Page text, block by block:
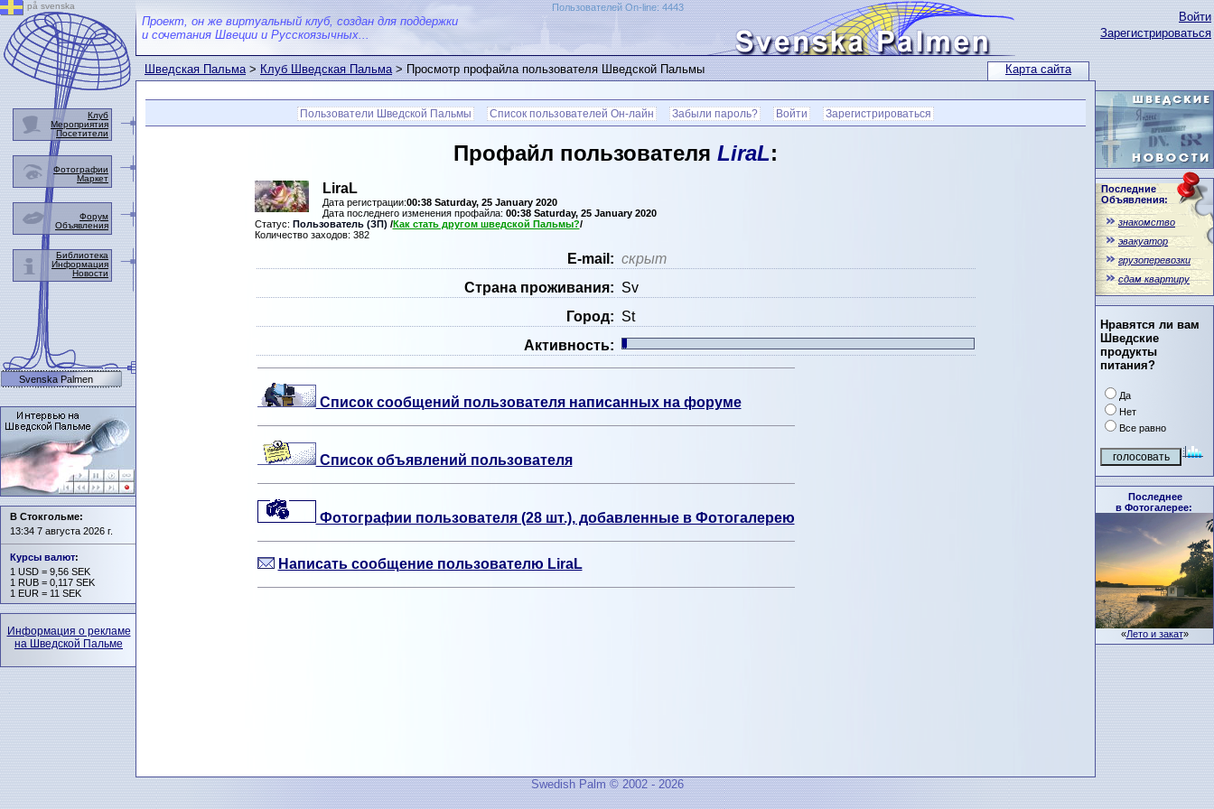
Карта сайта
Войти
Зарегистрироваться
Последние
Объявления:
знакомство
эвакуатор
грузоперевозки
сдам квартиру
Нравятся ли вам
Шведские
продукты
питания?
Да
Нет
Все равно
Последнее
в Фотогалерее:
«Лето и закат»
Проект, он же виртуальный клуб, создан для поддержки
и сочетания Швеции и Русскоязычных...
Пользователей On-line: 4443
Шведская Пальма>Клуб Шведская Пальма> Просмотр профайла пользователя Шведской Пальмы
Пользователи Шведской Пальмы Список пользователей Он-лайн Забыли пароль? Войти Зарегистрироваться
Профайл пользователя LiraL:
LiraL
Дата регистрации:00:38 Saturday, 25 January 2020
Дата последнего изменения профайла: 00:38 Saturday, 25 January 2020
Статус: Пользователь (ЗП) /Как стать другом шведской Пальмы?/
Количество заходов: 382
Е-mail: скрыт
Страна проживания: Sv
Город: St
Активность:
Список сообщений пользователя написанных на форуме
Список объявлений пользователя
Фотографии пользователя (28 шт.), добавленные в Фотогалерею
Написать сообщение пользователю LiraL
på svenska
Клуб
Мероприятия
Посетители
Фотографии
Маркет
Форум
Объявления
Библиотека
Информация
Новости
Svenska Palmen
В Стокгольме:
13:34 7 августа 2026 г.
Курсы валют:
1 USD = 9,56 SEK
1 RUB = 0,117 SEK
1 EUR = 11 SEK
Информация о рекламе
на Шведской Пальме
Swedish Palm © 2002 - 2026